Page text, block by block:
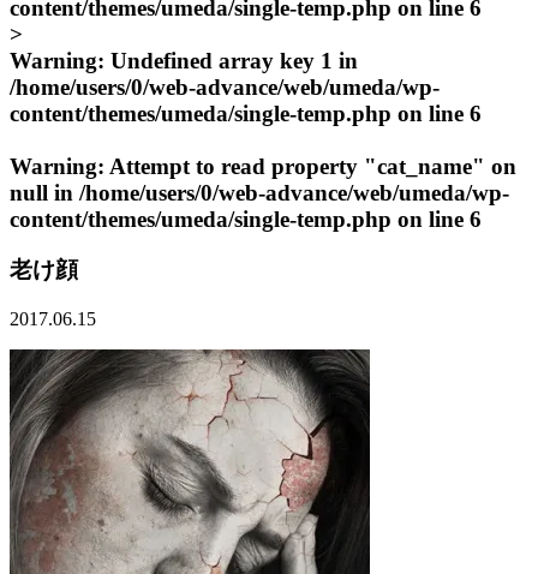
content/themes/umeda/single-temp.php on line 6
>
Warning: Undefined array key 1 in
/home/users/0/web-advance/web/umeda/wp-
content/themes/umeda/single-temp.php on line 6
Warning: Attempt to read property "cat_name" on
null in /home/users/0/web-advance/web/umeda/wp-
content/themes/umeda/single-temp.php on line 6
老け顔
2017.06.15